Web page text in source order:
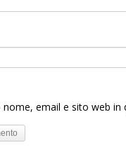
nome, email e sito web